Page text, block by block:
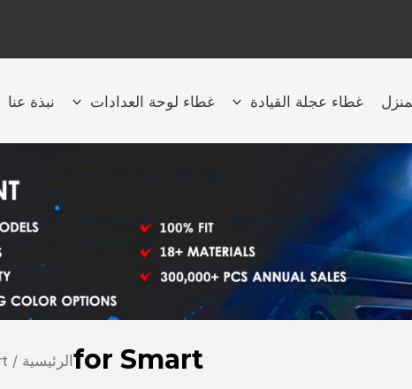
غطاء عجلة القيادة غطاء لوحة العدادات نبذة عنا
for Smartالرئيسية / for Smart